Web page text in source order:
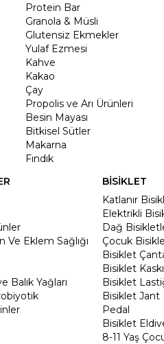
Protein Bar
Granola & Müsli
Glutensiz Ekmekler
Yulaf Ezmesi
Kahve
Kakao
Çay
Propolis ve Arı Ürünleri
Besin Mayası
Bitkisel Sütler
Makarna
Fındık
Ve Eklem Sağlığı
Balık Yağları
BİSİKLET
Katlanır
Elektrikli
Dağ
Çocuk
Bisiklet
Bisiklet Kaskı
Bisiklet
Bisiklet Jant
Pedal
Bisiklet
8-11 Yaş